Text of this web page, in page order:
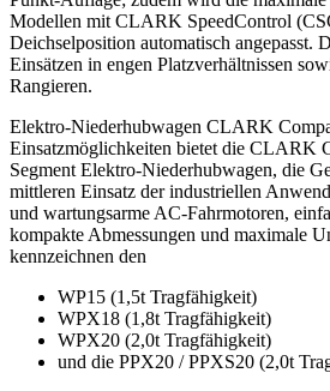
Modellen mit CLARK SpeedControl
Deichselposition automatisch angepasst.
Einsätzen in engen Platzverhältnissen
Rangieren.
Elektro-Niederhubwagen CLARK
Einsatzmöglichkeiten bietet die CLARK
Segment Elektro-Niederhubwagen, die
mittleren Einsatz der industriellen
und wartungsarme AC-Fahrmotoren,
kompakte Abmessungen und maximale
kennzeichnen den
WP15 (1,5t Tragfähigkeit)
WPX18 (1,8t Tragfähigkeit)
WPX20 (2,0t Tragfähigkeit)
und die PPX20 / PPXS20 (2,0t